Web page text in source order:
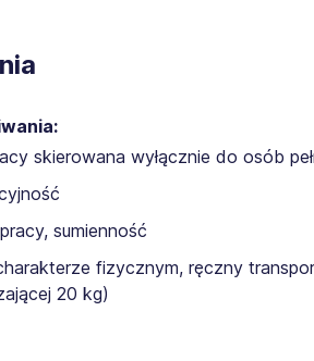
skierowana wyłącznie do osób
sumienność
fizycznym, ręczny
20 kg)